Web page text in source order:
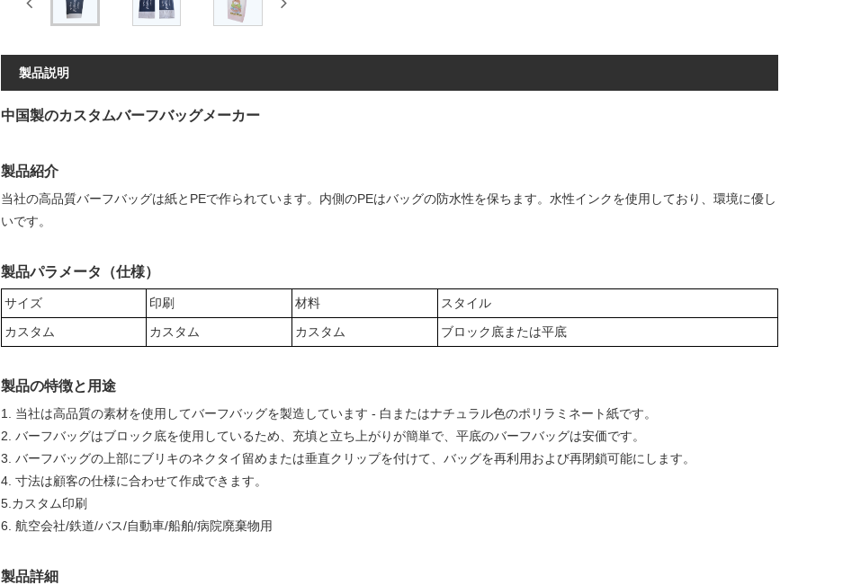
製品説明
中国製のカスタムバーフバッグメーカー
製品紹介
当社の高品質バーフバッグは紙とPEで作られています。内側のPEはバッグの防水性を保ちます。水性インクを使用しており、環境に優し
いです。
製品パラメータ（仕様）
サイズ 印刷 材料
スタイル
カスタム
カスタム カスタム ブロック底または平底
製品の特徴と用途
1. 当社は高品質の素材を使用してバーフバッグを製造しています - 白またはナチュラル色のポリラミネート紙です。
2. バーフバッグはブロック底を使用しているため、充填と立ち上がりが簡単で、平底のバーフバッグは安価です。
3. バーフバッグの上部にブリキのネクタイ留めまたは垂直クリップを付けて、バッグを再利用および再閉鎖可能にします。
4. 寸法は顧客の仕様に合わせて作成できます。
5.カスタム印刷
6. 航空会社/鉄道/バス/自動車/船舶/病院廃棄物用
製品詳細